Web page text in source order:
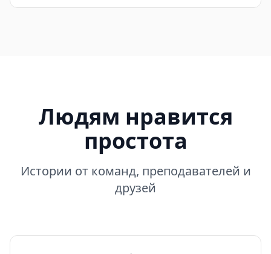
Людям нравится
простота
Истории от команд, преподавателей и
друзей